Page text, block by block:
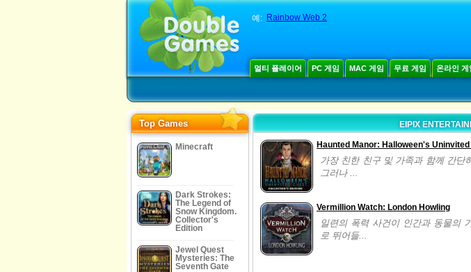
예: Rainbow Web 2
멀티 플레이어 PC 게임 MAC 게임 무료 게임 온라인 게
Top Games
Minecraft
Dark Strokes:
The Legend of
Snow Kingdom.
Collector's
Edition
Jewel Quest
Mysteries: The
Seventh Gate
EIPIX
Haunted Manor: Halloween's
가장 친한 친구 및 가족과 함께 간단
그러나 ...
Vermillion Watch: London Howling
일련의 폭력 사건이 인간과 동물의
로 뛰어들...